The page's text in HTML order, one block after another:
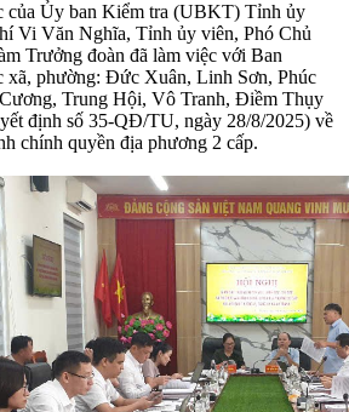
của Ủy ban Kiểm tra (UBKT) Tỉnh ủy
Vi Văn Nghĩa, Tỉnh ủy viên, Phó Chủ
Trưởng đoàn đã làm việc với Ban
xã, phường: Đức Xuân, Linh Sơn, Phúc
Trung Hội, Vô Tranh, Điềm Thụy
định số 35-QĐ/TU, ngày 28/8/2025) về
chính quyền địa phương 2 cấp.